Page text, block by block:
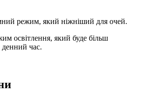
режим, який ніжніший для очей.
освітлення, який буде більш
час.